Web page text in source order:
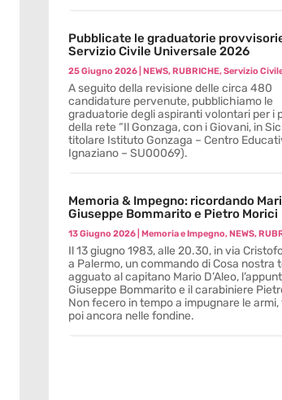
Pubblicate le graduatorie
Servizio Civile Universale 2026
25 Giugno 2026| NEWS,RUBRICHE,Servizio
A seguito della revisione delle circa 480
candidature pervenute, pubblichiamo le
graduatorie degli aspiranti volontari per i
della rete “Il Gonzaga, con i Giovani, in
titolare Istituto Gonzaga – Centro
Ignaziano – SU00069).
Memoria & Impegno: ricordando
Giuseppe Bommarito e Pietro Morici
13 Giugno 2026| Memoria e Impegno,NEWS,
Il 13 giugno 1983, alle 20.30, in via
a Palermo, un commando di Cosa nostra
agguato al capitano Mario D’Aleo,
Giuseppe Bommarito e il carabiniere
Non fecero in tempo a impugnare le
poi ancora nelle fondine.